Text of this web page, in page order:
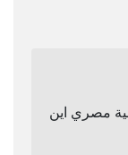
جنية مصري اين